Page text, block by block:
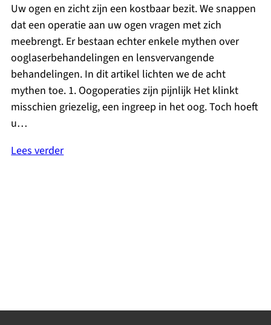
Uw ogen en zicht zijn een kostbaar bezit. We snappen
dat een operatie aan uw ogen vragen met zich
meebrengt. Er bestaan echter enkele mythen over
ooglaserbehandelingen en lensvervangende
behandelingen. In dit artikel lichten we de acht
mythen toe. 1. Oogoperaties zijn pijnlijk Het klinkt
misschien griezelig, een ingreep in het oog. Toch hoeft
u…
Lees verder